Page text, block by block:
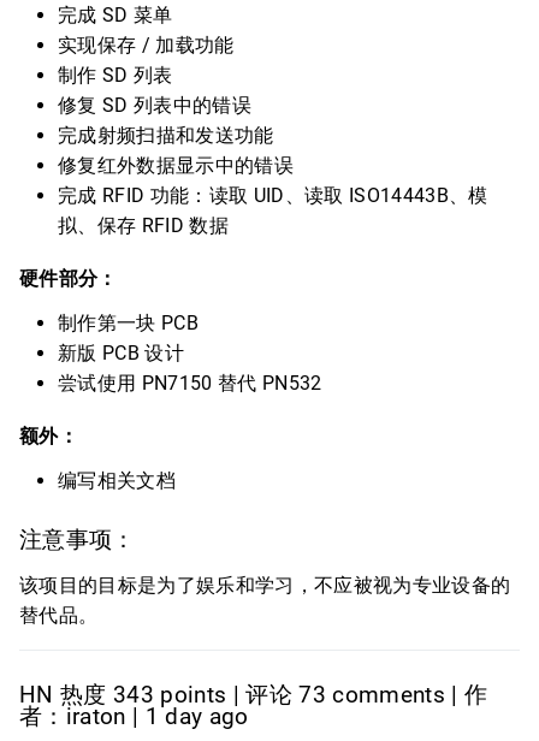
完成 SD 菜单
实现保存 / 加载功能
制作 SD 列表
修复 SD 列表中的错误
完成射频扫描和发送功能
修复红外数据显示中的错误
完成 RFID 功能：读取 UID、读取 ISO14443B、模
拟、保存 RFID 数据
硬件部分：
制作第一块 PCB
新版 PCB 设计
尝试使用 PN7150 替代 PN532
额外：
编写相关文档
注意事项：
该项目的目标是为了娱乐和学习，不应被视为专业设备的
替代品。
HN 热度 343 points | 评论 73 comments | 作
者：iraton | 1 day ago